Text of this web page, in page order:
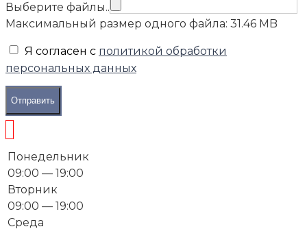
Выберите файлы..
Максимальный размер одного файла: 31.46 MB
Я согласен с политикой обработки
персональных данных
Отправить
Понедельник
09:00 — 19:00
Вторник
09:00 — 19:00
Среда